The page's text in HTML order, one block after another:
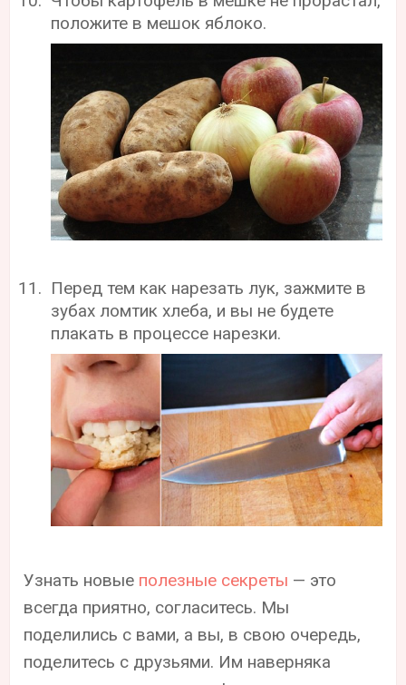
положите в мешок яблоко.
Перед тем как нарезать лук, зажмите в
зубах ломтик хлеба, и вы не будете
плакать в процессе нарезки.
Узнать новые полезные секреты — это
всегда приятно, согласитесь. Мы
поделились с вами, а вы, в свою очередь,
поделитесь с друзьями. Им наверняка